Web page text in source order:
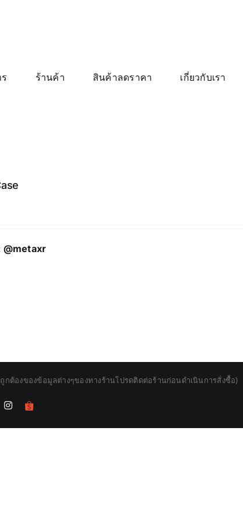
ร้านค้า สินค้าลดราคา เกี่ยวกับเรา
@metaxr
ต้องของข้อมูลต่างๆของทางร้านโปรดติดต่อร้านก่อนดำเนินการสั่งซื้อ)
Instagram
Shopee